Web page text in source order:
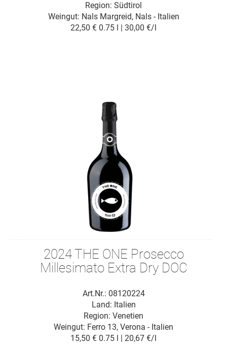
Region: Südtirol
Weingut: Nals Margreid, Nals - Italien
22,50 € 0.75 l | 30,00 €/l
2024 THE ONE Prosecco
Millesimato Extra Dry DOC
Art.Nr.: 08120224
Region: Venetien
Weingut: Ferro 13, Verona - Italien
Land: Italien
15,50 € 0.75 l | 20,67 €/l